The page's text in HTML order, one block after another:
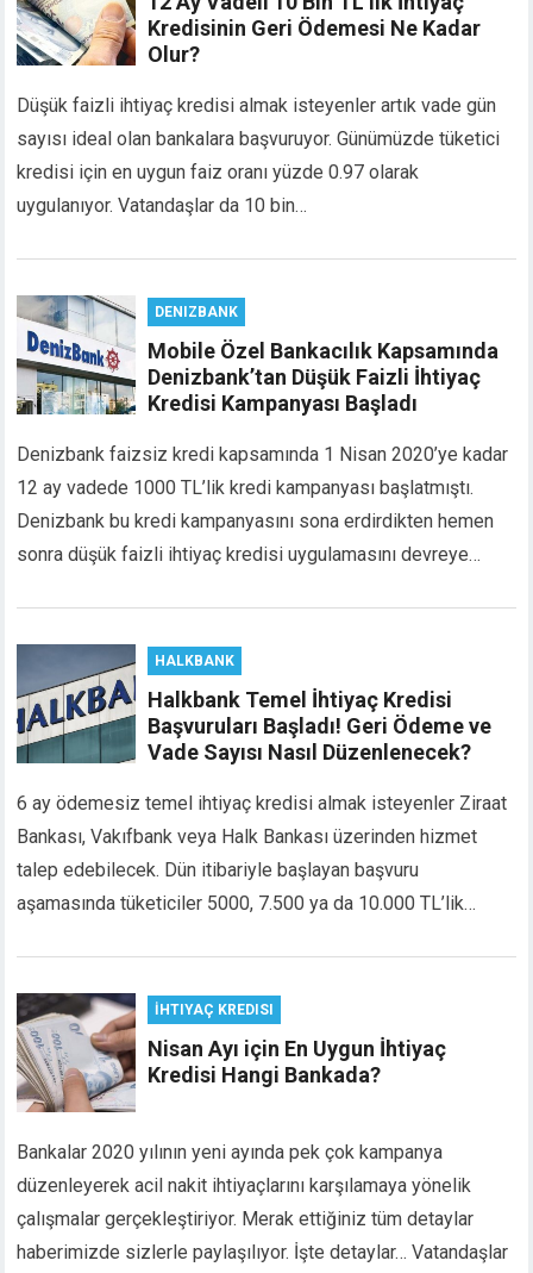
panel
panel
Panel
panel
Panel
Oku
panel
panel
Panel
panel
Hacklink
satın al
panel
panel
panel
panel
panel
panel
panel
panel
panel
panel
panel
Kredisinin Geri Ödemesi Ne Kadar
Olur?
Düşük faizli ihtiyaç kredisi almak isteyenler artık vade gün
sayısı ideal olan bankalara başvuruyor. Günümüzde tüketici
kredisi için en uygun faiz oranı yüzde 0.97 olarak
uygulanıyor. Vatandaşlar da 10 bin…
DENIZBANK
Mobile Özel Bankacılık Kapsamında
Denizbank’tan Düşük Faizli İhtiyaç
Kredisi Kampanyası Başladı
Denizbank faizsiz kredi kapsamında 1 Nisan 2020’ye kadar
12 ay vadede 1000 TL’lik kredi kampanyası başlatmıştı.
Denizbank bu kredi kampanyasını sona erdirdikten hemen
sonra düşük faizli ihtiyaç kredisi uygulamasını devreye…
HALKBANK
Halkbank Temel İhtiyaç Kredisi
Başvuruları Başladı! Geri Ödeme ve
Vade Sayısı Nasıl Düzenlenecek?
6 ay ödemesiz temel ihtiyaç kredisi almak isteyenler Ziraat
Bankası, Vakıfbank veya Halk Bankası üzerinden hizmet
talep edebilecek. Dün itibariyle başlayan başvuru
aşamasında tüketiciler 5000, 7.500 ya da 10.000 TL’lik…
İHTIYAÇ KREDISI
Nisan Ayı için En Uygun İhtiyaç
Kredisi Hangi Bankada?
Bankalar 2020 yılının yeni ayında pek çok kampanya
düzenleyerek acil nakit ihtiyaçlarını karşılamaya yönelik
çalışmalar gerçekleştiriyor. Merak ettiğiniz tüm detaylar
haberimizde sizlerle paylaşılıyor. İşte detaylar… Vatandaşlar